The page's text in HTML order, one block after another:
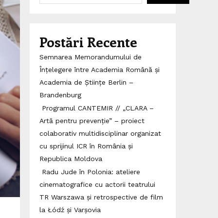
Postări Recente
Semnarea Memorandumului de
Înțelegere între Academia Română și
Academia de Științe Berlin –
Brandenburg
Programul CANTEMIR // „CLARA –
Artă pentru prevenție” – proiect
colaborativ multidisciplinar organizat
cu sprijinul ICR în România și
Republica Moldova
Radu Jude în Polonia: ateliere
cinematografice cu actorii teatrului
TR Warszawa și retrospective de film
la Łódź și Varșovia